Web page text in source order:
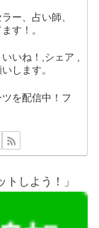
ー、占い師、
す！。
いね！,シェア ,
します。
を配信中！フ
しよう！」